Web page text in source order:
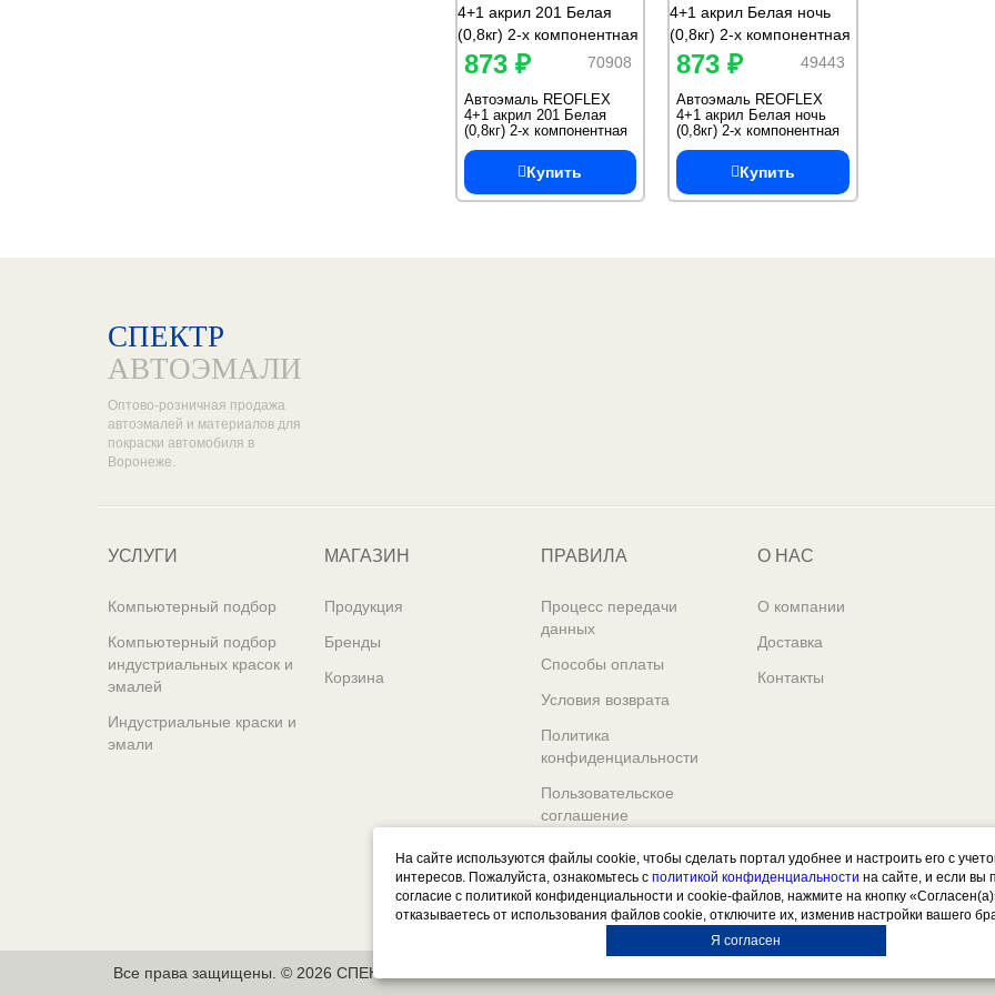
70908
873 ₽
Автоэмаль REOFLEX
4+1 акрил 201 Белая
(0,8кг) 2-х компонентная
Купить
49443
873 ₽
Автоэмаль REOFLEX
4+1 акрил Белая ночь
(0,8кг) 2-х компонентная
Купить
СПЕКТР
АВТОЭМАЛИ
Оптово-розничная продажа
автоэмалей и материалов для
покраски автомобиля в
Воронеже.
УСЛУГИ
Компьютерный подбор
Компьютерный подбор
индустриальных красок и
эмалей
Индустриальные краски и
эмали
МАГАЗИН
Продукция
Бренды
Корзина
ПРАВИЛА
Процесс передачи
данных
Способы оплаты
Условия возврата
Политика
конфиденциальности
Пользовательское
соглашение
О НАС
О компании
Доставка
Контакты
Все права защищены. © 2026 СПЕКТР - Автоэмали
На сайте используются файлы cookie, чтобы сделать портал удобнее и настроить его с
интересов. Пожалуйста, ознакомьтесь с политикой конфиденциальности на сайте, и если вы
согласие с политикой конфиденциальности и cookie-файлов, нажмите на кнопку
отказываетесь от использования файлов cookie, отключите их, изменив настройки вашего
Я согласен